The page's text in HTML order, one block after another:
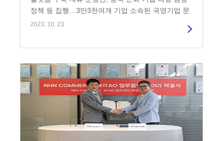
정책 등 집행…3만3천여개 기업 소속된 국영기업 문
창판과 함께 글로벌 상품 유통...
2023. 10. 23